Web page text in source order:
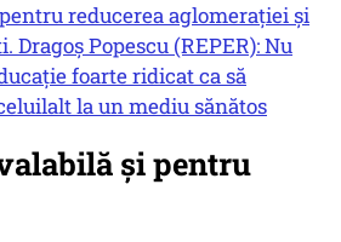
reducerea aglomerației și
Popescu (REPER): Nu
foarte ridicat ca să
la un mediu sănătos
şi pentru